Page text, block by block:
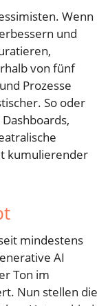
Wenn
und
von fünf
Prozesse
So oder
kumulierender
mindestens
AI
Ton im
Nun stellen die